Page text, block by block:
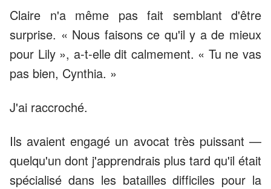
Claire n'a même pas fait semblant d'être
surprise. « Nous faisons ce qu'il y a de mieux
pour Lily », a-t-elle dit calmement. « Tu ne vas
pas bien, Cynthia. »
J'ai raccroché.
Ils avaient engagé un avocat très puissant —
quelqu'un dont j'apprendrais plus tard qu'il était
spécialisé dans les batailles difficiles pour la